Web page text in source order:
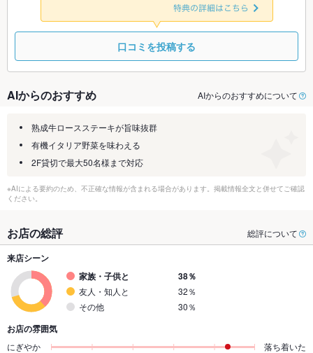
口コミを投稿する
AIからのおすすめ AIからのおすすめについて
熟成牛ロースステーキが旨味抜群
有機イタリア野菜を味わえる
2F貸切で最大50名様まで対応
※AIによる要約のため、不正確な情報が含まれる場合があります。掲載情報全文と併せてご確認
ください。
お店の総評 総評について
来店シーン
家族・子供と
38％
友人・知人と
32％
その他
30％
お店の雰囲気
にぎやか
落ち着いた